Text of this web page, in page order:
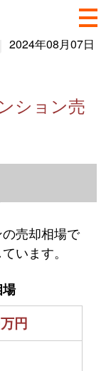
2024年08月07日
ション売
売却相場で
います。
円